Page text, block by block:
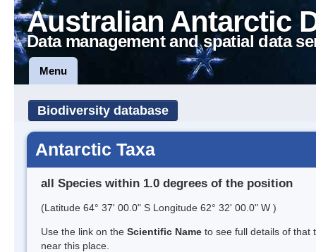
Australian Antarctic
Data management and spatial data
Menu
Biodiversity database
Antarctic Taxa
all Species within 1.0 degrees of the position
(Latitude 64° 37' 00.0" S Longitude 62° 32' 00.0" W )
Use the link on the Scientific Name to see full details of that
near this place.